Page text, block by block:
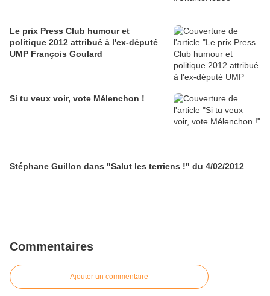
Le prix Press Club humour et
politique 2012 attribué à l'ex-député
UMP François Goulard
Si tu veux voir, vote Mélenchon !
Stéphane Guillon dans "Salut les terriens !" du 4/02/2012
Commentaires
Ajouter un commentaire